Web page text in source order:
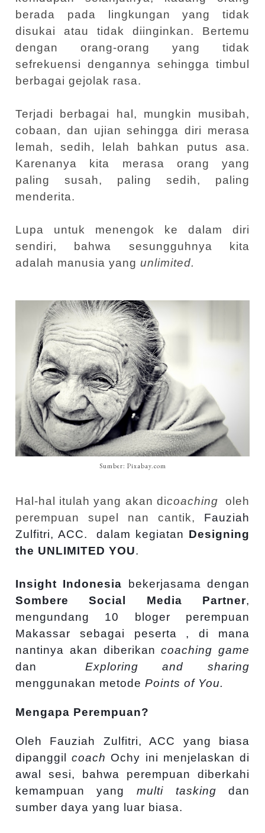
berada pada lingkungan yang tidak
disukai atau tidak diinginkan. Bertemu
dengan orang-orang yang tidak
sefrekuensi dengannya sehingga timbul
berbagai gejolak rasa.
Terjadi berbagai hal, mungkin musibah,
cobaan, dan ujian sehingga diri merasa
lemah, sedih, lelah bahkan putus asa.
Karenanya kita merasa orang yang
paling susah, paling sedih, paling
menderita.
Lupa untuk menengok ke dalam diri
sendiri, bahwa sesungguhnya kita
adalah manusia yang unlimited.
Sumber: Pixabay.com
Hal-hal itulah yang akan dicoaching
oleh
perempuan supel nan cantik, Fauziah
Zulfitri, ACC.
dalam kegiatan Designing
the UNLIMITED YOU.
Insight Indonesia bekerjasama dengan
Sombere Social Media Partner,
mengundang 10 bloger perempuan
Makassar sebagai peserta , di mana
nantinya akan diberikancoaching game
dan
Exploring and sharing
menggunakan metode Points of You.
Mengapa Perempuan?
Oleh Fauziah Zulfitri, ACC yang biasa
dipanggilcoach Ochy ini menjelaskan di
awal sesi, bahwa perempuan diberkahi
kemampuan yang multi tasking dan
sumber daya yang luar biasa.